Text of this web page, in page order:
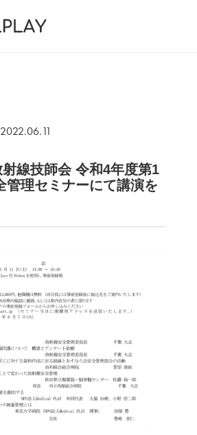
2022.06.11
線技師会 令和4年度第1
管理セミナーにて講演を